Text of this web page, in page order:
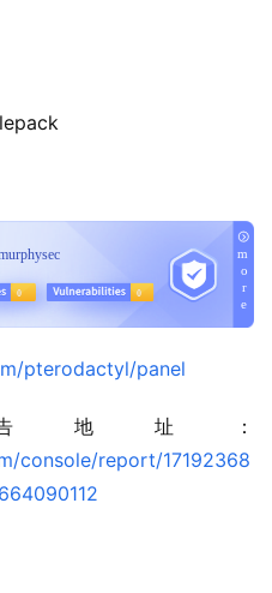
pterodactyl/panel
地址：
console/report/17192368